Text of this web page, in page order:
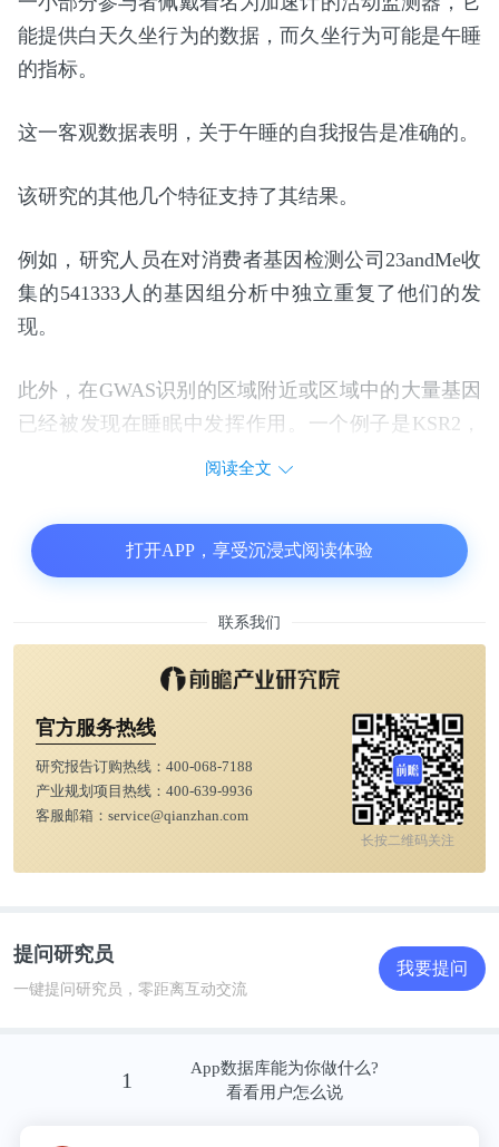
能提供白天久坐行为的数据，而久坐行为可能是午睡
的指标。
这一客观数据表明，关于午睡的自我报告是准确的。
该研究的其他几个特征支持了其结果。
例如，研究人员在对消费者基因检测公司23andMe收
集的541333人的基因组分析中独立重复了他们的发
现。
此外，在GWAS识别的区域附近或区域中的大量基因
已经被发现在睡眠中发挥作用。一个例子是KSR2，
MGH团队和合作者先前发现的一种基因，它在睡眠
深入研究数据后，研究小组发现了至少三种促进午睡
睡眠倾向:有些人比其他人需要更多的睡眠。
睡眠中断:白天小睡可以帮助弥补前一天晚上的睡眠
质量差。
早起:早起的人可能会打个盹补觉。
达什蒂说:“这告诉我们，白天小睡是一种生物驱动，
其中一些亚型与心脏代谢健康问题有关，如大腰围和
此外，一些与午睡有关的基因变异已经与一种叫食欲
素的神经肽发出的信号有关，这种神经肽在清醒状态
阅读全文
打开APP，享受沉浸式阅读体验
联系我们
官方服务热线
研究报告订购热线： 400-068-7188
产业规划项目热线： 400-639-9936
客服邮箱： service@qianzhan.com
长按二维码关注
提问研究员
一键提问研究员，零距离互动交流
我要提问
1
App数据库能为你做什么?
看看用户怎么说